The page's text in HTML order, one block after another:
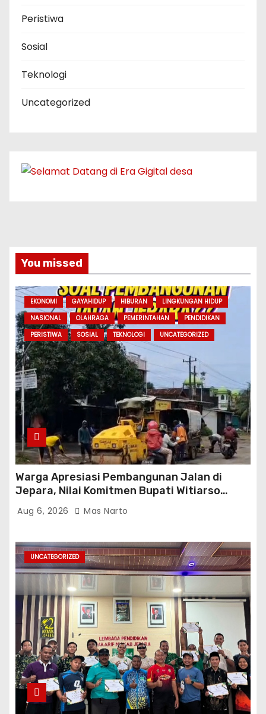
Peristiwa
Sosial
Teknologi
Uncategorized
You missed
EKONOMI GAYAHIDUP HIBURAN
LINGKUNGAN HIDUP
NASIONAL
OLAHRAGA PEMERINTAHAN
PENDIDIKAN
PERISTIWA
SOSIAL TEKNOLOGI UNCATEGORIZED
Warga Apresiasi Pembangunan Jalan di
Jepara, Nilai Komitmen Bupati Witiarso
Tingkatkan Infrastruktur dan Perekonomian
Aug 6, 2026 Mas Narto
UNCATEGORIZED